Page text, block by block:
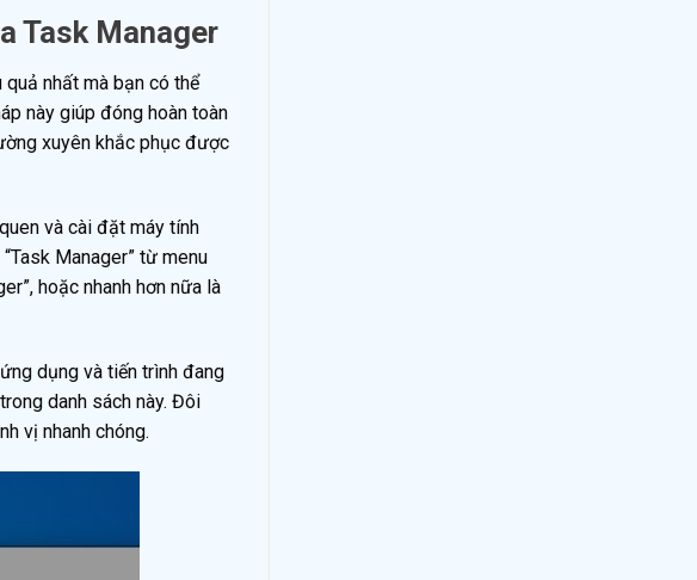
Task Manager
quả nhất mà bạn có thể
này giúp đóng hoàn toàn
xuyên khắc phục được
và cài đặt máy tính
Manager” từ menu
hoặc nhanh hơn nữa là
dụng và tiến trình đang
danh sách này. Đôi
vị nhanh chóng.